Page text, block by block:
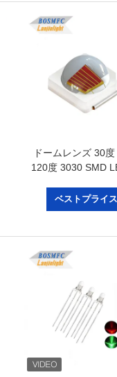
ドームレンズ 30
120度 3030 SMD
度ダイオード
ベストプライス